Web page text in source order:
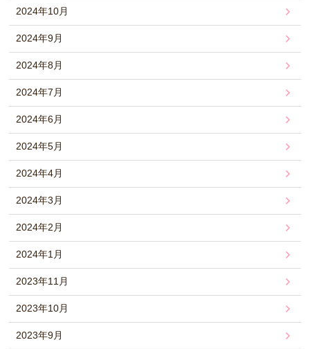
2024年10月
2024年9月
2024年8月
2024年7月
2024年6月
2024年5月
2024年4月
2024年3月
2024年2月
2024年1月
2023年11月
2023年10月
2023年9月